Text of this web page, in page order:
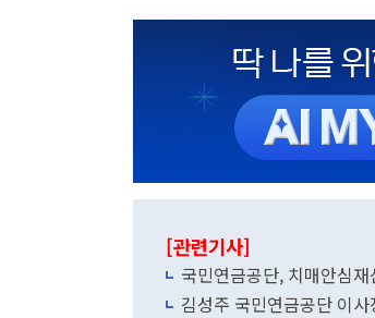
[관련기사]
국민연금공단, 치매안심
김성주 국민연금공단 이